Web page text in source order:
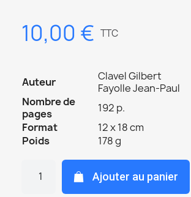
10,00 € TTC
Auteur
Clavel Gilbert
Fayolle Jean-Paul
Nombre de
pages
192 p.
Format
12 x 18 cm
Poids
178 g
Ajouter au panier